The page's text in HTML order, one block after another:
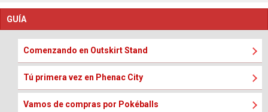
GUÍA
Comenzando en Outskirt Stand
Tú primera vez en Phenac City
Vamos de compras por Pokéballs